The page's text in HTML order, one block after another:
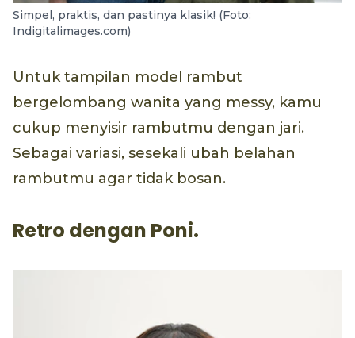
Simpel, praktis, dan pastinya klasik! (Foto:
Indigitalimages.com)
Untuk tampilan model rambut
bergelombang wanita yang messy, kamu
cukup menyisir rambutmu dengan jari.
Sebagai variasi, sesekali ubah belahan
rambutmu agar tidak bosan.
Retro dengan Poni.